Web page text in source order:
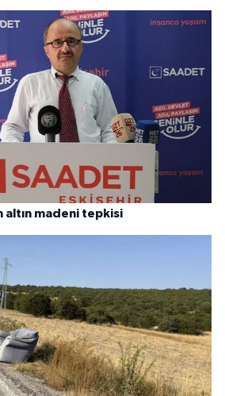
altın madeni tepkisi